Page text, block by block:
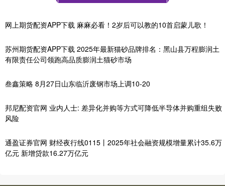
网上期货配资APP下载 麻麻必看！2岁后可以教的10首启蒙儿歌！
苏州期货配资APP下载 2025年最新猫砂品牌排名：黑山县万程膨润土
有限责任公司领跑高品质膨润土猫砂市场
叁鑫策略 8月27日山东临沂废钢市场上调10-20
邦尼配资官网 业内人士: 差异化并购等方式可降低半导体并购重组失败
风险
通盈证券官网 财经夜行线0115丨2025年社会融资规模增量累计35.6万
亿元 新增贷款16.27万亿元